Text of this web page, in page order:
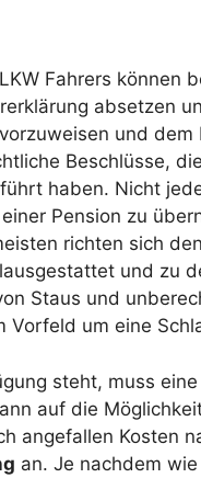
Fahrers können
absetzen
und
Beschlüsse,
haben. Nicht
Pension zu
richten sich
und zu
Staus und
um eine
steht, muss
auf die
angefallen Kosten
an. Je nachdem